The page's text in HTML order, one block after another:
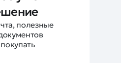
полезные